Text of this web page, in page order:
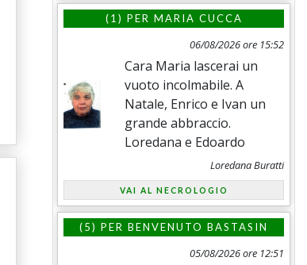
(1) PER MARIA CUCCA
06/08/2026 ore 15:52
Cara Maria lascerai un
vuoto incolmabile. A
Natale, Enrico e Ivan un
grande abbraccio.
Loredana e Edoardo
Loredana Buratti
VAI AL NECROLOGIO
(5) PER BENVENUTO BASTASIN
05/08/2026 ore 12:51